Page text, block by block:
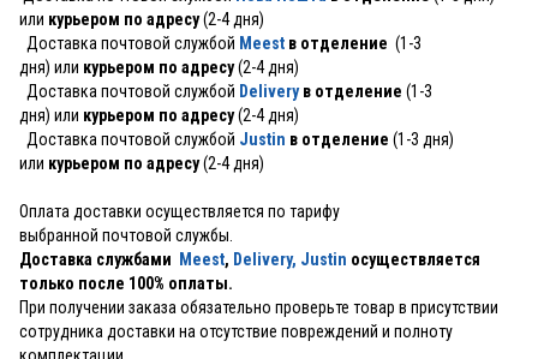
или курьером по адресу(2-4 дня)
Доставка почтовой службой Meest в отделение (1-3
дня) или курьером по адресу(2-4 дня)
Доставка почтовой службой Deliveryв отделение (1-3
дня) или курьером по адресу(2-4 дня)
Доставка почтовой службой Justin в отделение (1-3 дня)
или курьером по адресу(2-4 дня)
Оплата доставки осуществляется по тарифу
выбранной почтовой службы.
Доставка службами
Meest, Delivery, Justin осуществляется
только после 100% оплаты.
При получении заказа обязательно проверьте товар в присутствии
сотрудника доставки на отсутствие повреждений и полноту